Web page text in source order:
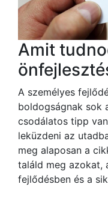
Amit
A személyes
boldogságnak sok
csodálatos tipp
leküzdeni az
meg alaposan a
találd meg azokat,
fejlődésben és a